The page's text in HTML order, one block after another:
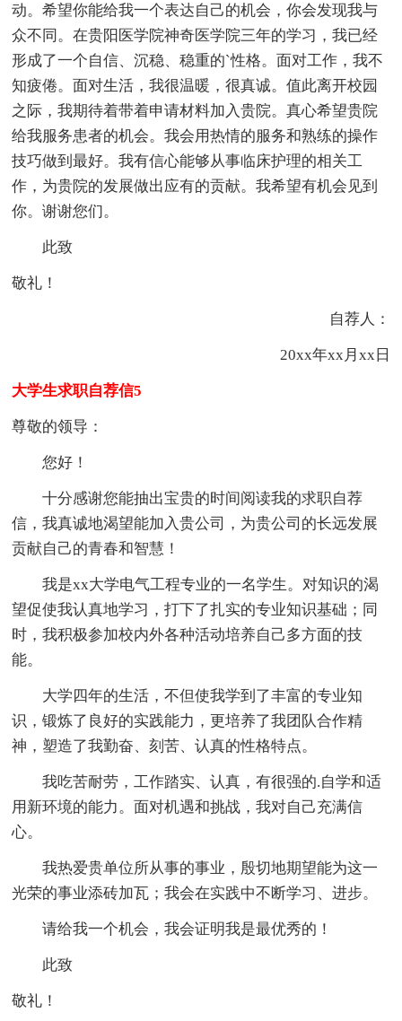
动。希望你能给我一个表达自己的机会，你会发现我与
众不同。在贵阳医学院神奇医学院三年的学习，我已经
形成了一个自信、沉稳、稳重的`性格。面对工作，我不
知疲倦。面对生活，我很温暖，很真诚。值此离开校园
之际，我期待着带着申请材料加入贵院。真心希望贵院
给我服务患者的机会。我会用热情的服务和熟练的操作
技巧做到最好。我有信心能够从事临床护理的相关工
作，为贵院的发展做出应有的贡献。我希望有机会见到
你。谢谢您们。
此致
敬礼！
自荐人：
20xx年xx月xx日
大学生求职自荐信5
尊敬的领导：
您好！
十分感谢您能抽出宝贵的时间阅读我的求职自荐
信，我真诚地渴望能加入贵公司，为贵公司的长远发展
贡献自己的青春和智慧！
我是xx大学电气工程专业的一名学生。对知识的渴
望促使我认真地学习，打下了扎实的专业知识基础；同
时，我积极参加校内外各种活动培养自己多方面的技
能。
大学四年的生活，不但使我学到了丰富的专业知
识，锻炼了良好的实践能力，更培养了我团队合作精
神，塑造了我勤奋、刻苦、认真的性格特点。
我吃苦耐劳，工作踏实、认真，有很强的.自学和适
用新环境的能力。面对机遇和挑战，我对自己充满信
心。
我热爱贵单位所从事的事业，殷切地期望能为这一
光荣的事业添砖加瓦；我会在实践中不断学习、进步。
请给我一个机会，我会证明我是最优秀的！
此致
敬礼！